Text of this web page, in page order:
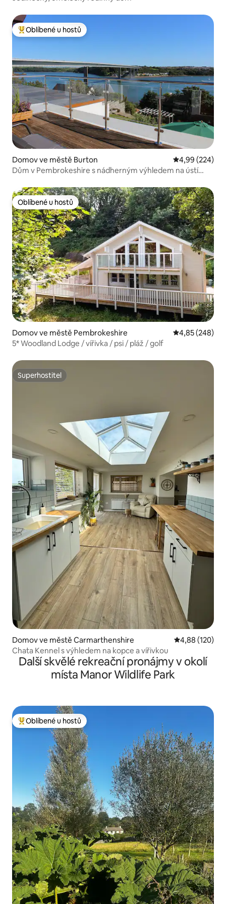
Nejlepší v kategorii Oblíbené u hostů
Oblíbené u hostů
Domov ve městě Burton Průměrné
4,99 (224)
Dům v Pembrokeshire s nádherným výhledem na ústí
Oblíbené u hostů
Oblíbené u hostů
Domov ve městě Pembrokeshire Průměrné
4,85 (248)
5* Woodland Lodge / vířivka / psi / pláž / golf
Superhostitel
Superhostitel
Domov ve městě Carmarthenshire Průměrné
4,88 (120)
Chata Kennel s výhledem na kopce a vířivkou
Další skvělé rekreační pronájmy v okolí
místa Manor Wildlife Park
Nejlepší v kategorii Oblíbené u hostů
Oblíbené u hostů